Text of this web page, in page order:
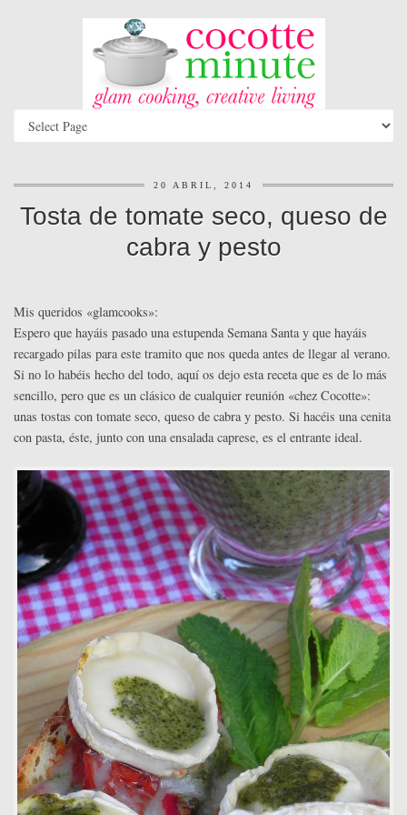
20 ABRIL, 2014
Tosta de tomate seco, queso de
cabra y pesto
Mis queridos «glamcooks»:
Espero que hayáis pasado una estupenda Semana Santa y que hayáis
recargado pilas para este tramito que nos queda antes de llegar al verano.
Si no lo habéis hecho del todo, aquí os dejo esta receta que es de lo más
sencillo, pero que es un clásico de cualquier reunión «chez Cocotte»:
unas tostas con tomate seco, queso de cabra y pesto. Si hacéis una cenita
con pasta, éste, junto con una ensalada caprese, es el entrante ideal.